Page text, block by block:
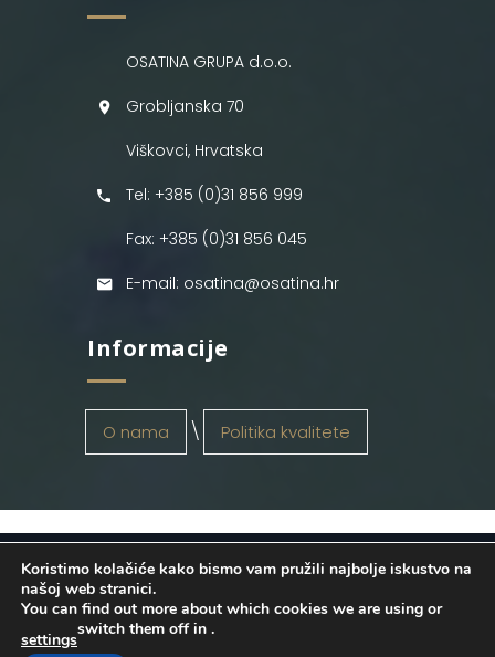
OSATINA GRUPA d.o.o.
Grobljanska 70
Viškovci, Hrvatska
Tel: +385 (0)31 856 999
Fax: +385 (0)31 856 045
E-mail: osatina@osatina.hr
Informacije
O nama Politika kvalitete
OSATINA GRUPA d.o.o. 2026
. Configured
byINFOS Osijek. Sva prava pridržana.
Koristimo kolačiće kako bismo vam pružili najbolje iskustvo na
našoj web stranici.
You can find out more about which cookies we are using or
switch them off in
settings
.